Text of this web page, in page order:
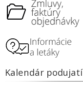
Kalendár podujatí